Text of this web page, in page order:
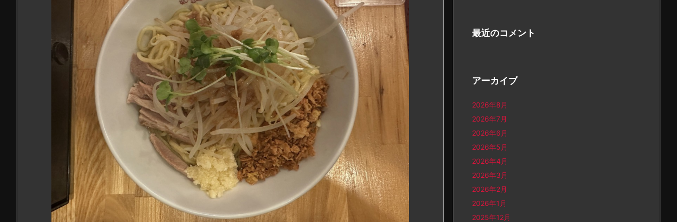
最近のコメント
アーカイブ
2026年8月
2026年7月
2026年6月
2026年5月
2026年4月
2026年3月
2026年2月
2026年1月
2025年12月